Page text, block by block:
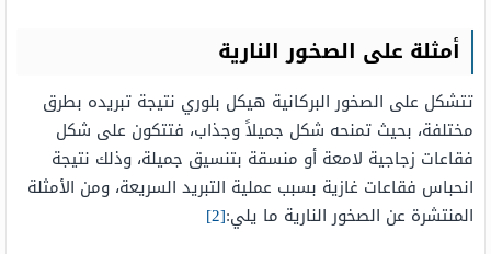
أمثلة على الصخور النارية
تتشكل على الصخور البركانية هيكل بلوري نتيجة تبريده بطرق
مختلفة، بحيث تمنحه شكل جميلاً وجذاب، فتتكون على شكل
فقاعات زجاجية لامعة أو منسقة بتنسيق جميلة، وذلك نتيجة
انحباس فقاعات غازية بسبب عملية التبريد السريعة، ومن الأمثلة
المنتشرة عن الصخور النارية ما يلي:[2]